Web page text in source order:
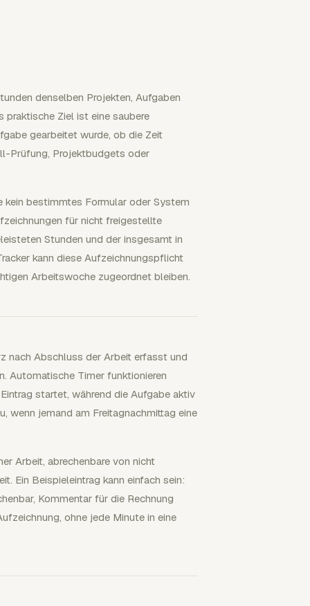
denselben Projekten, Aufgaben
praktische Ziel ist eine saubere
gearbeitet wurde, ob die Zeit
Prüfung, Projektbudgets oder
bestimmtes Formular oder System
für nicht freigestellte
Stunden und der insgesamt in
kann diese Aufzeichnungspflicht
Arbeitswoche zugeordnet bleiben.
nach Abschluss der Arbeit erfasst und
Automatische Timer funktionieren
startet, während die Aufgabe aktiv
wenn jemand am Freitagnachmittag eine
Arbeit, abrechenbare von nicht
Ein Beispieleintrag kann einfach sein:
Kommentar für die Rechnung
ohne jede Minute in eine